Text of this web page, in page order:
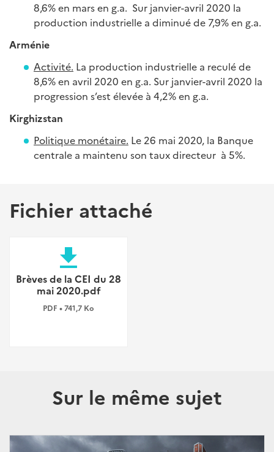
8,6% en mars en g.a. Sur janvier-avril 2020 la
production industrielle a diminué de 7,9% en g.a.
Arménie
Activité. La production industrielle a reculé de
8,6% en avril 2020 en g.a. Sur janvier-avril 2020 la
progression s’est élevée à 4,2% en g.a.
Kirghizstan
Politique monétaire. Le 26 mai 2020, la Banque
centrale a maintenu son taux directeur à 5%.
Fichier attaché
file_download
Brèves de la CEI du 28
mai 2020.pdf
PDF • 741,7 Ko
Sur le même sujet